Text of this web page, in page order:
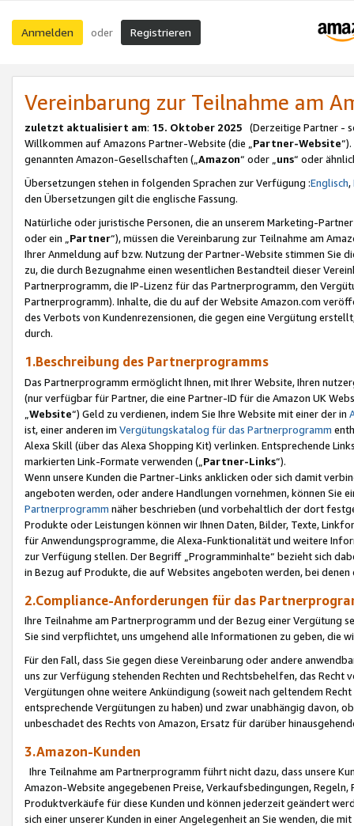
Anmelden oder Registrieren
Vereinbarung zur Teilnahme am
zuletzt aktualisiert am: 15. Oktober 2025 (Derzeitige Partner -
Willkommen auf Amazons Partner-Website (die „Partner-Website
genannten Amazon-Gesellschaften („Amazon“ oder „uns“ oder
Übersetzungen stehen in folgenden Sprachen zur Verfügung :Englisch,
den Übersetzungen gilt die englische Fassung.
Natürliche oder juristische Personen, die an unserem Marketing-
oder ein „Partner“), müssen die Vereinbarung zur Teilnahme am
Ihrer Anmeldung auf bzw. Nutzung der Partner-Website stimmen Sie
zu, die durch Bezugnahme einen wesentlichen Bestandteil dieser
Partnerprogramm, die IP-Lizenz für das Partnerprogramm, den
Partnerprogramm). Inhalte, die du auf der Website Amazon.com
des Verbots von Kundenrezensionen, die gegen eine Vergütung
durch.
1.Beschreibung des Partnerprogramms
Das Partnerprogramm ermöglicht Ihnen, mit Ihrer Website, Ihren
(nur verfügbar für Partner, die eine Partner-ID für die Amazon UK
Website“) Geld zu verdienen, indem Sie Ihre Website mit einer der in
ist, einer anderen im Vergütungskatalog für das Partnerprogramm
Alexa Skill (über das Alexa Shopping Kit) verlinken. Entsprechende
markierten Link-Formate verwenden („ Partner-Links“).
Wenn unsere Kunden die Partner-Links anklicken oder sich damit
angeboten werden, oder andere Handlungen vornehmen, können Sie
Partnerprogramm näher beschrieben (und vorbehaltlich der dort
Produkte oder Leistungen können wir Ihnen Daten, Bilder, Texte,
für Anwendungsprogramme, die Alexa-Funktionalität und weitere
zur Verfügung stellen. Der Begriff „Programminhalte“ bezieht sich
in Bezug auf Produkte, die auf Websites angeboten werden, bei
2.Compliance-Anforderungen für das
Ihre Teilnahme am Partnerprogramm und der Bezug einer Vergütung
Sie sind verpflichtet, uns umgehend alle Informationen zu geben, die
Für den Fall, dass Sie gegen diese Vereinbarung oder andere
uns zur Verfügung stehenden Rechten und Rechtsbehelfen, das
Vergütungen ohne weitere Ankündigung (soweit nach geltendem
entsprechende Vergütungen zu haben) und zwar unabhängig davon,
unbeschadet des Rechts von Amazon, Ersatz für darüber
3.Amazon-Kunden
Ihre Teilnahme am Partnerprogramm führt nicht dazu, dass unsere
Amazon-Website angegebenen Preise, Verkaufsbedingungen,
Produktverkäufe für diese Kunden und können jederzeit geändert
sich einer unserer Kunden in einer Angelegenheit an Sie wenden, die